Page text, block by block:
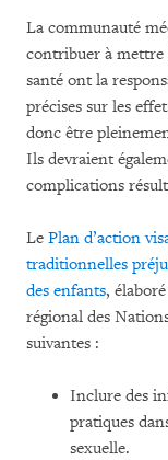
La communauté
contribuer à mettre
santé ont la
précises sur les
donc être
Ils devraient
complications
Le Plan d’action
traditionnelles
des enfants,
régional des
suivantes :
Inclure des
pratiques
sexuelle.